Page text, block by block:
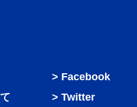
Facebook
Twitter